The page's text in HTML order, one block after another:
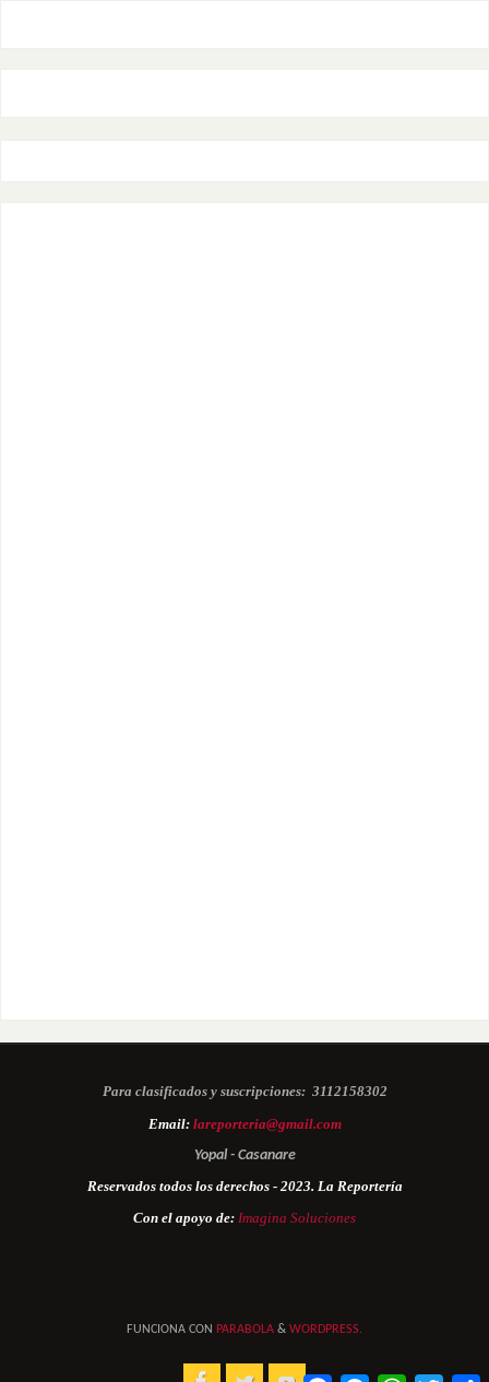
Para clasificados y suscripciones: 3112158302
Email: lareporteria@gmail.com
Yopal - Casanare
Reservados todos los derechos - 2023. La Reportería
Con el apoyo de: Imagina Soluciones
FUNCIONA CON PARABOLA & WORDPRESS.